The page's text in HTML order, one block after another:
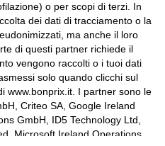
o per scopi di terzi. In
dei dati di tracciamento o la
ma anche il loro
di questi partner richiede il
vengono raccolti o i tuoi dati
solo quando clicchi sul
www.bonprix.it. I partner sono le
Criteo SA, Google Ireland
GmbH, ID5 Technology Ltd,
Microsoft Ireland Operations